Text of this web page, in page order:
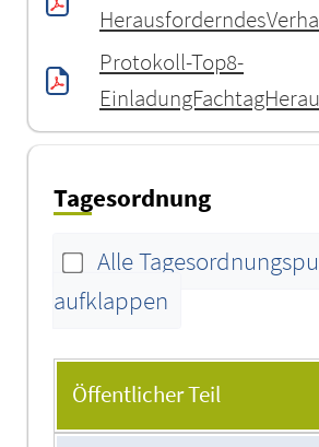
Protokoll-Top8-
Tagesordnung
Alle
aufklappen
Tagesordnung
Öffentlicher Teil